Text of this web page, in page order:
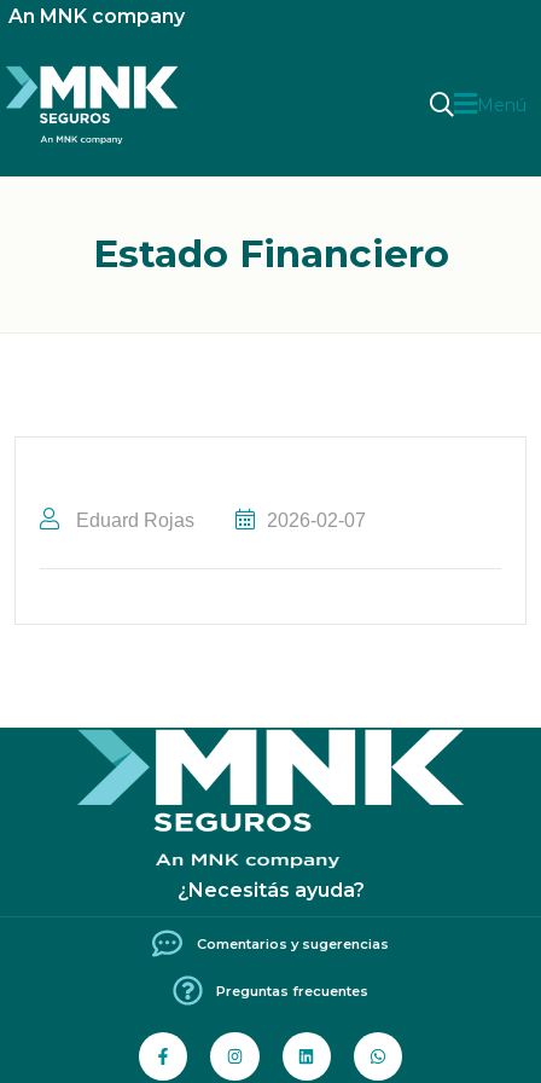
An MNK company
Menú
Estado Financiero
Eduard Rojas 2026-02-07
¿Necesitás ayuda?
Comentarios y sugerencias
Preguntas frecuentes